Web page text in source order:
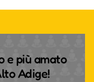
e più amato
Adige!